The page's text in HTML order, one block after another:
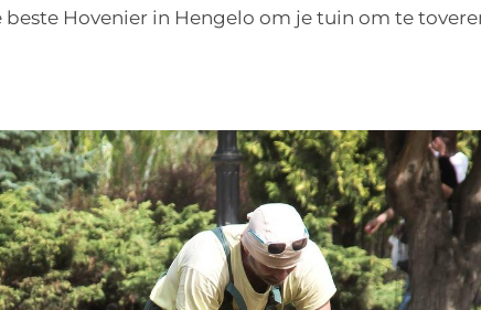
beste Hovenier in Hengelo om je tuin om te